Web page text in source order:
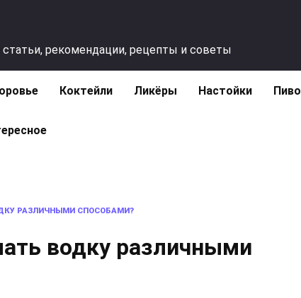
рекомендации, рецепты и советы
Коктейли Ликёры Настойки Пиво
РАЗЛИЧНЫМИ СПОСОБАМИ?
водку различными